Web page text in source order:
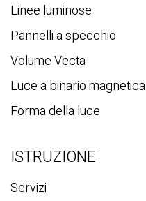
Linee luminose
Pannelli a specchio
Volume Vecta
Luce a binario magnetica
Forma della luce
ISTRUZIONE
Servizi